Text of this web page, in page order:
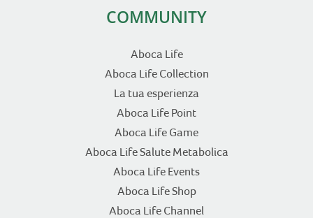
COMMUNITY
Aboca Life
Aboca Life Collection
La tua esperienza
Aboca Life Point
Aboca Life Game
Aboca Life Salute Metabolica
Aboca Life Events
Aboca Life Shop
Aboca Life Channel